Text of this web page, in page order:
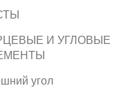
И УГЛОВЫЕ
угол